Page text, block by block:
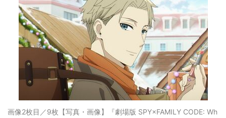
画像2枚目／9枚 【写真・画像】『劇場版 SPY×FAMILY CODE: Wh